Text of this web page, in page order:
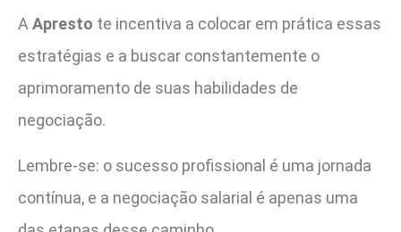
AApresto te incentiva a colocar em prática essas
estratégias e a buscar constantemente o
aprimoramento de suas habilidades de
negociação.
Lembre-se: o sucesso profissional é uma jornada
contínua, e a negociação salarial é apenas uma